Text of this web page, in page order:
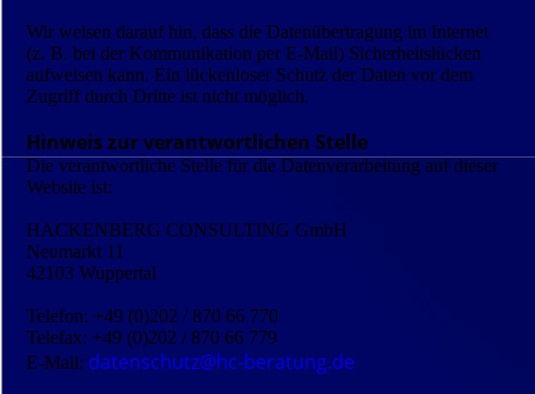
Wir weisen darauf hin, dass die Datenübertragung im Internet
(z. B. bei der Kommunikation per E-Mail) Sicherheitslücken
aufweisen kann. Ein lückenloser Schutz der Daten vor dem
Zugriff durch Dritte ist nicht möglich.
Hinweis zur verantwortlichen Stelle
Die verantwortliche Stelle für die Datenverarbeitung auf dieser
Website ist:
HACKENBERG CONSULTING GmbH
Neumarkt 11
42103 Wuppertal
Telefon: +49 (0)202 / 870 66 770
Telefax: +49 (0)202 / 870 66 779
E-Mail: datenschutz@hc-beratung.de